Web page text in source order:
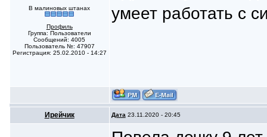
В малиновых штанах
Профиль
Группа: Пользователи
Сообщений: 4005
Пользователь №: 47907
Регистрация: 25.02.2010 - 14:27
умеет работать с
Ирейчик Дата 23.11.2020 - 20:45